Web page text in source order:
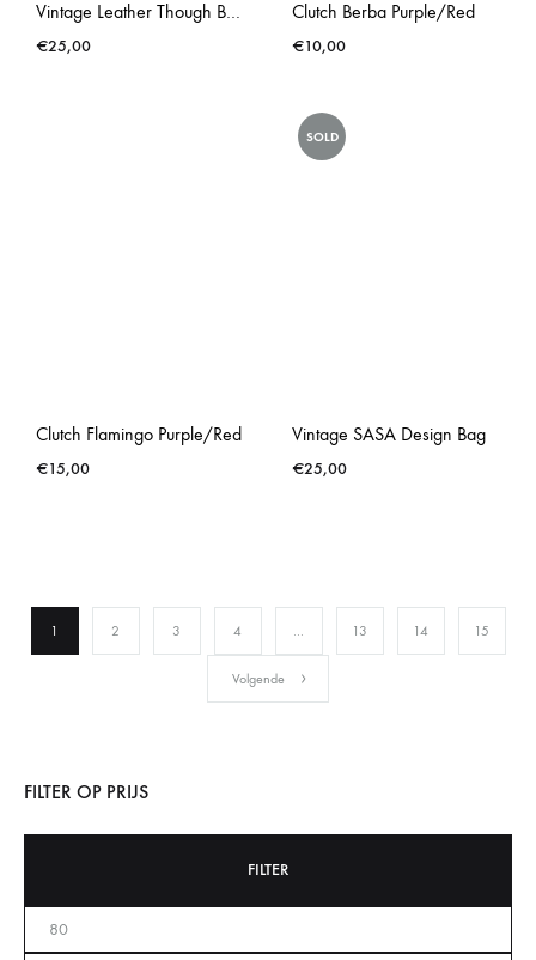
Vintage Leather Though Bag Paddington
€25,00
Clutch Berba Purple/Red
€10,00
Clutch Flamingo Purple/Red
€15,00
SOLD
Vintage SASA Design Bag
€25,00
1 2 3 4 … 13 14 15
Volgende
FILTER OP PRIJS
FILTER